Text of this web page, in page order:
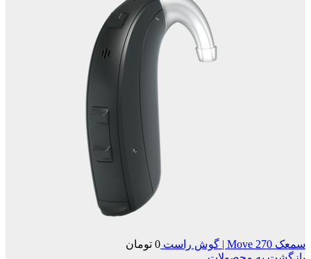
سمعک Move 270 | گوش راست 0 تومان